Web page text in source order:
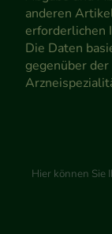
anderen
erforderlichen
Die Daten
gegenüber
Hier können Sie